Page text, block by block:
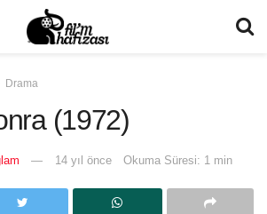
Drama
(1972)
14 yıl önce Okuma Süresi: 1 min